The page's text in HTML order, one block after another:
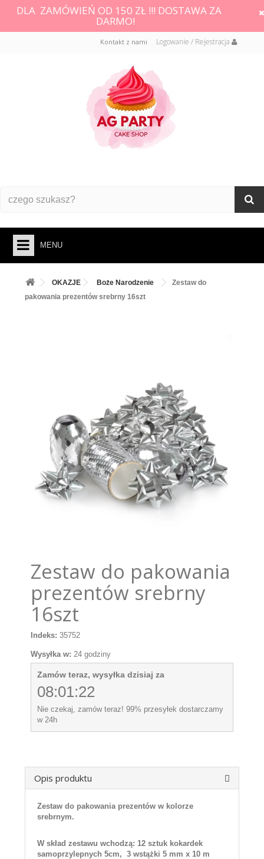
DLA ZAMÓWIEŃ OD 150 ZŁ !!! DOSTAWA ZA
DARMO!
Logowanie / Rejestracja
Kontakt z nami
MENU
PIECZENIE
PODKŁADY /PRZEKŁADKI/WSPORNIKI/BANKETÓWKI
OKAZJE Boże Narodzenie
Zestaw do
pakowania prezentów srebrny 16szt
Zestaw do pakowania
prezentów srebrny
16szt
Indeks: 35752
Wysyłka w: 24 godziny
Zamów teraz, wysyłka dzisiaj za
08:01:21
Nie czekaj, zamów teraz! 99% przesyłek dostarczamy
w 24h
Opis produktu
Zestaw do pakowania prezentów w kolorze
srebrnym.
W skład zestawu wchodzą: 12 sztuk kokardek
samoprzylepnych 5cm, 3 wstążki 5 mm x 10 m